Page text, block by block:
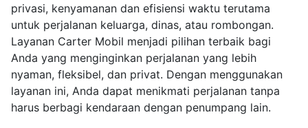
privasi, kenyamanan dan efisiensi waktu terutama
untuk perjalanan keluarga, dinas, atau rombongan.
Layanan Carter Mobil menjadi pilihan terbaik bagi
Anda yang menginginkan perjalanan yang lebih
nyaman, fleksibel, dan privat. Dengan menggunakan
layanan ini, Anda dapat menikmati perjalanan tanpa
harus berbagi kendaraan dengan penumpang lain.